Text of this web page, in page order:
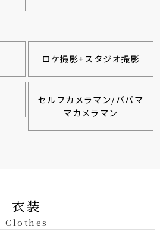
ロケ撮影+スタジオ撮影
セルフカメラマン/パパマ
マカメラマン
衣装
Clothes